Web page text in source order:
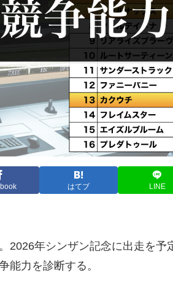
はてブ LINE
2026年シンザン記念に出走を予
能力を診断する。